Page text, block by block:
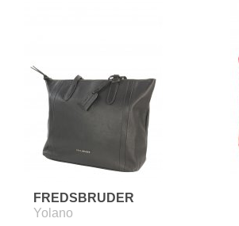
FREDSBRUDER
Yolano